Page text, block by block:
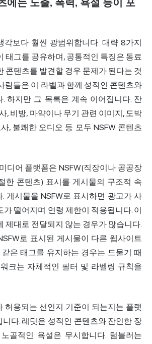
에는 노출, 폭력, 욕설 등이 포
각보다 훨씬 광범위합니다. 대략 8가지
태그를 공유하며, 공통적인 특징은 동료
콘텐츠를 발견할 경우 문제가 된다는 것
람들은 이 라벨과 함께 성적인 콘텐츠와
. 하지만 그 목록은 계속 이어집니다. 잔
, 비방, 마약이나 무기 관련 이미지, 도박
, 불쾌한 오디오 등 모두 NSFW 콘텐츠
디어 플랫폼은 NSFW(직장이나 공공장
한 콘텐츠) 표시를 게시물의 구조적 속
게시물을 NSFW로 표시하면 광고가 사
가 떨어지며 연령 제한이 적용됩니다. 이
제대로 전달되지 않는 경우가 많습니다.
로 표시된 게시물이 다른 웹사이트
은 태그를 유지하는 경우는 드물기 때
크는 자체적인 필터 및 라벨링 규칙을
허용되는 선인지 기준이 되는지는 플랫
다. 레딧은 성적인 콘텐츠와 잔인한 장
골적인 욕설은 무시합니다. 텀블러는